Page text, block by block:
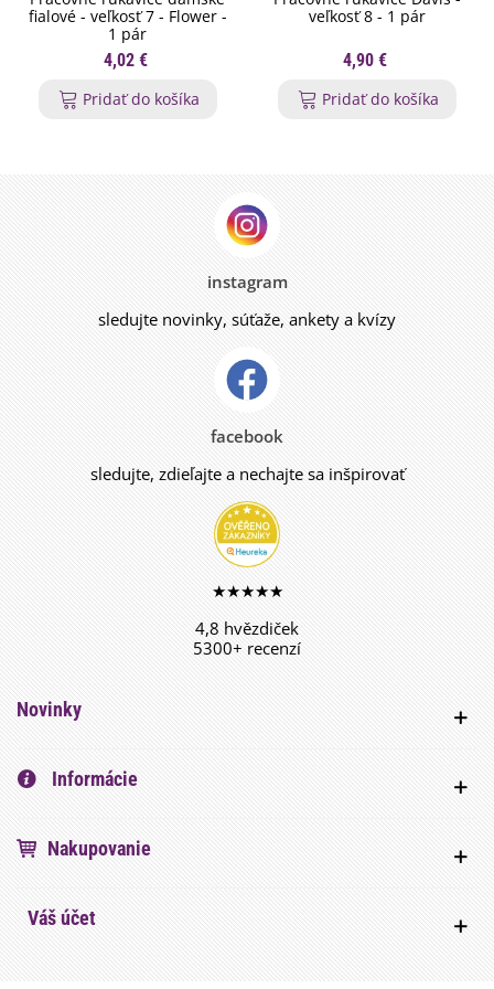
fialové - veľkosť 7 - Flower -
1 pár
4,02 €
Pridať do košíka
veľkosť 8 - 1 pár
4,90 €
Pridať do košíka
instagram
sledujte novinky, súťaže, ankety a kvízy
facebook
sledujte, zdieľajte a nechajte sa inšpirovať
★★★★★
4,8 hvězdiček
5300+ recenzí
Novinky
Informácie
Nakupovanie
Váš účet